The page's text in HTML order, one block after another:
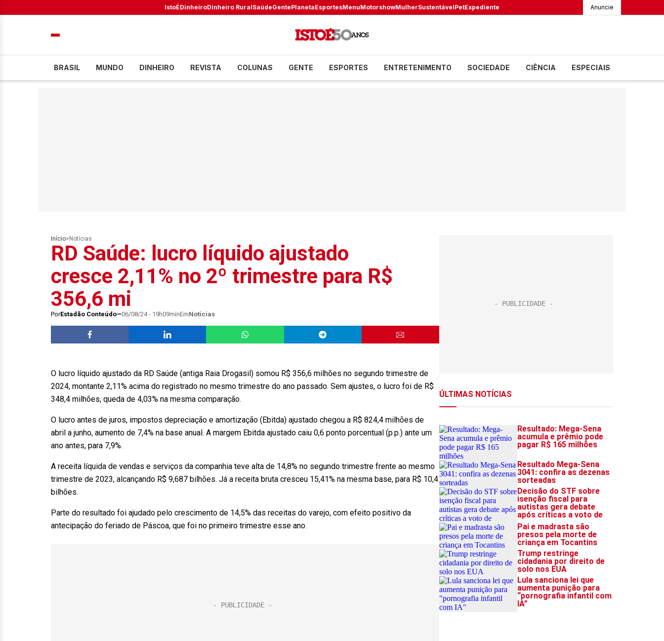
IstoÉDinheiroDinheiro RuralSaúdeGentePlanetaEsportesMenuMotorshowMulherSustentávelPetExpediente Anuncie
BRASIL MUNDO DINHEIRO REVISTA COLUNAS GENTE ESPORTES ENTRETENIMENTO SOCIEDADE CIÊNCIA ESPECIAIS
Início> Notícias
RD Saúde: lucro líquido ajustado
cresce 2,11% no 2º trimestre para R$
356,6 mi
PorEstadão Conteúdo 06/08/24 - 19h09minEmNotícias
O lucro líquido ajustado da RD Saúde (antiga Raia Drogasil) somou R$ 356,6 milhões no segundo trimestre de
2024, montante 2,11% acima do registrado no mesmo trimestre do ano passado. Sem ajustes, o lucro foi de R$
348,4 milhões, queda de 4,03% na mesma comparação.
O lucro antes de juros, impostos depreciação e amortização (Ebitda) ajustado chegou a R$ 824,4 milhões de
abril a junho, aumento de 7,4% na base anual. A margem Ebitda ajustado caiu 0,6 ponto porcentual (p.p.) ante um
ano antes, para 7,9%.
A receita líquida de vendas e serviços da companhia teve alta de 14,8% no segundo trimestre frente ao mesmo
trimestre de 2023, alcançando R$ 9,687 bilhões. Já a receita bruta cresceu 15,41% na mesma base, para R$ 10,4
bilhões.
Parte do resultado foi ajudado pelo crescimento de 14,5% das receitas do varejo, com efeito positivo da
antecipação do feriado de Páscoa, que foi no primeiro trimestre esse ano.